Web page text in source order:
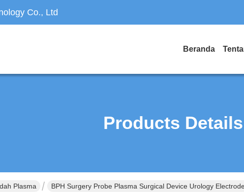
Co., Ltd
Beranda
Products Details
Plasma BPH Surgery Probe Plasma Surgical Device Urology